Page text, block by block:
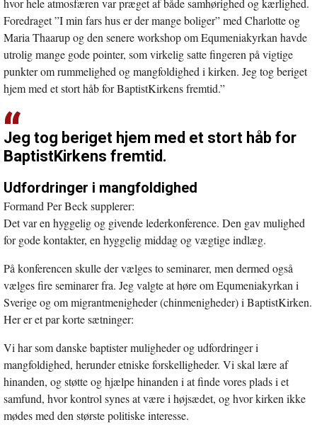
Foredraget ”I min fars hus er der mange boliger” med Charlotte og
Maria Thaarup og den senere workshop om Equmeniakyrkan havde
utrolig mange gode pointer, som virkelig satte fingeren på vigtige
punkter om rummelighed og mangfoldighed i kirken. Jeg tog beriget
hjem med et stort håb for BaptistKirkens fremtid.”
Jeg tog beriget hjem med et stort håb for
BaptistKirkens fremtid.
Udfordringer i mangfoldighed
Formand Per Beck supplerer:
Det var en hyggelig og givende lederkonference. Den gav mulighed
for gode kontakter, en hyggelig middag og vægtige indlæg.
På konferencen skulle der vælges to seminarer, men dermed også
vælges fire seminarer fra. Jeg valgte at høre om Equmeniakyrkan i
Sverige og om migrantmenigheder (chinmenigheder) i BaptistKirken.
Her er et par korte sætninger:
Vi har som danske baptister muligheder og udfordringer i
mangfoldighed, herunder etniske forskelligheder. Vi skal lære af
hinanden, og støtte og hjælpe hinanden i at finde vores plads i et
samfund, hvor kontrol synes at være i højsædet, og hvor kirken ikke
mødes med den største politiske interesse.